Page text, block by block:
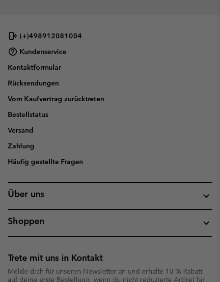
(+)498912081004
Kundenservice
Kontaktformular
Rücksendungen
Vom Kaufvertrag zurücktreten
Bestellstatus
Versand
Zahlung
Häufig gestellte Fragen
Über uns
Shoppen
Trete mit uns in Kontakt
Melde dich für unseren Newsletter an und erhalte 10 % Rabatt
auf deine erste Bestellung, wenn du nicht reduzierte Artikel für